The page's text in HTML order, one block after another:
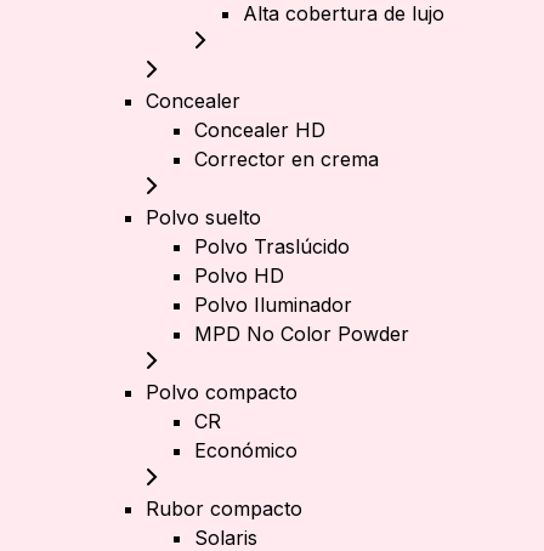
Alta cobertura de lujo
Concealer
Concealer HD
Corrector en crema
Polvo suelto
Polvo Traslúcido
Polvo HD
Polvo Iluminador
MPD No Color Powder
Polvo compacto
CR
Económico
Rubor compacto
Solaris